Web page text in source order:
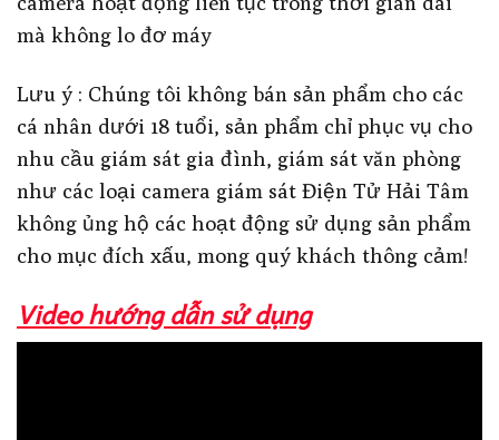
mà không lo đơ máy
Lưu ý : Chúng tôi không bán sản phẩm cho các
cá nhân dưới 18 tuổi, sản phẩm chỉ phục vụ cho
nhu cầu giám sát gia đình, giám sát văn phòng
như các loại camera giám sát Điện Tử Hải Tâm
không ủng hộ các hoạt động sử dụng sản phẩm
cho mục đích xấu, mong quý khách thông cảm!
Video hướng dẫn sử dụng